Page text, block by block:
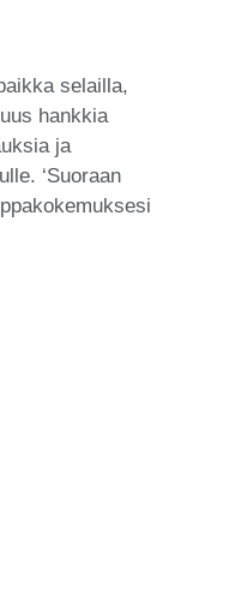
selailla,
hankkia
ja
‘Suoraan